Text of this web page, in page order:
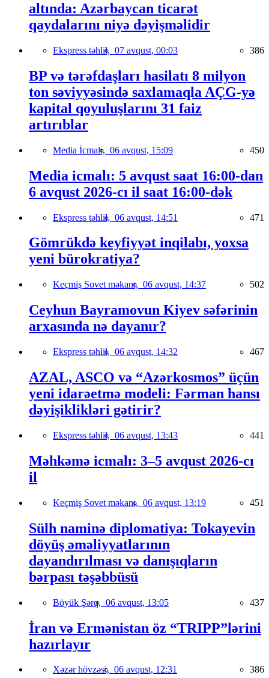
altında: Azərbaycan ticarət
qaydalarını niyə dəyişməlidir
Ekspress təhlil, 07 avqust, 00:03 386
BP və tərəfdaşları hasilatı 8 milyon
ton səviyyəsində saxlamaqla AÇG-yə
kapital qoyuluşlarını 31 faiz
artırıblar
Media İcmalı, 06 avqust, 15:09 450
Media icmalı: 5 avqust saat 16:00-dan
6 avqust 2026-cı il saat 16:00-dək
Ekspress təhlil, 06 avqust, 14:51 471
Gömrükdə keyfiyyət inqilabı, yoxsa
yeni bürokratiya?
Keçmiş Sovet məkanı, 06 avqust, 14:37 502
Ceyhun Bayramovun Kiyev səfərinin
arxasında nə dayanır?
Ekspress təhlil, 06 avqust, 14:32 467
AZAL, ASCO və “Azərkosmos” üçün
yeni idarəetmə modeli: Fərman hansı
dəyişiklikləri gətirir?
Ekspress təhlil, 06 avqust, 13:43 441
Məhkəmə icmalı: 3–5 avqust 2026-cı
il
Keçmiş Sovet məkanı, 06 avqust, 13:19 451
Sülh naminə diplomatiya: Tokayevin
döyüş əməliyyatlarının
dayandırılması və danışıqların
bərpası təşəbbüsü
Böyük Şərq, 06 avqust, 13:05 437
İran və Ermənistan öz “TRIPP”lərini
hazırlayır
Xəzər hövzəsi, 06 avqust, 12:31 386